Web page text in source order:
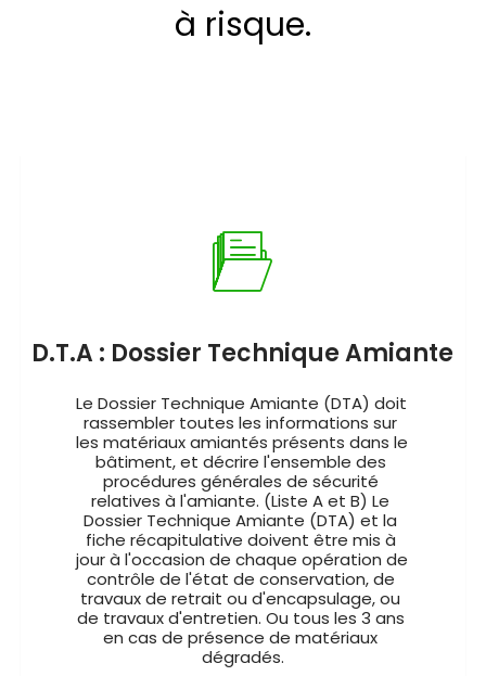
à risque.
D.T.A : Dossier Technique Amiante
Le Dossier Technique Amiante (DTA) doit
rassembler toutes les informations sur
les matériaux amiantés présents dans le
bâtiment, et décrire l'ensemble des
procédures générales de sécurité
relatives à l'amiante. (Liste A et B) Le
Dossier Technique Amiante (DTA) et la
fiche récapitulative doivent être mis à
jour à l'occasion de chaque opération de
contrôle de l'état de conservation, de
travaux de retrait ou d'encapsulage, ou
de travaux d'entretien. Ou tous les 3 ans
en cas de présence de matériaux
dégradés.